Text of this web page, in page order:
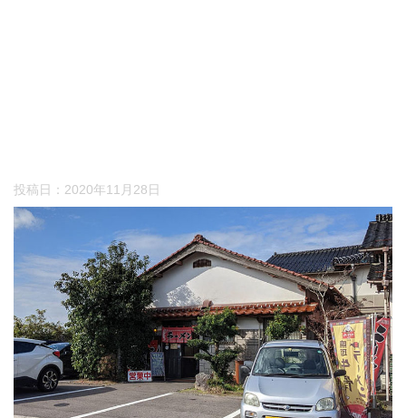
投稿日： 2020年11月28日